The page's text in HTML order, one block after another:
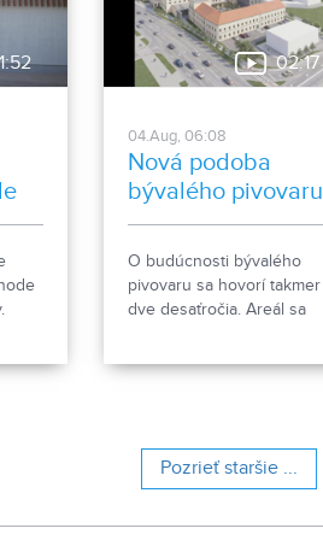
pitnou vodou.
02:17
04.Aug, 06:08
Nová podoba
bývalého pivovaru
O budúcnosti bývalého
pivovaru sa hovorí takmer
dve desaťročia. Areál sa
polyfunkčnej budovy.
Pozrieť staršie ...